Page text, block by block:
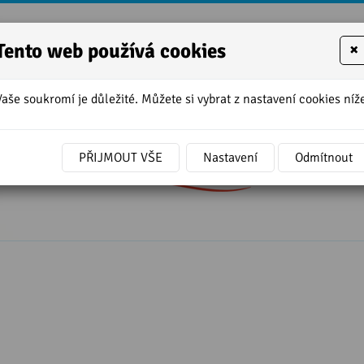
- JOB INTERVIEW -
web používá cookies ×
soukromí je důležité. Můžete si vybrat z nastavení cookies
PŘIJMOUT VŠE Nastavení Odmítnout